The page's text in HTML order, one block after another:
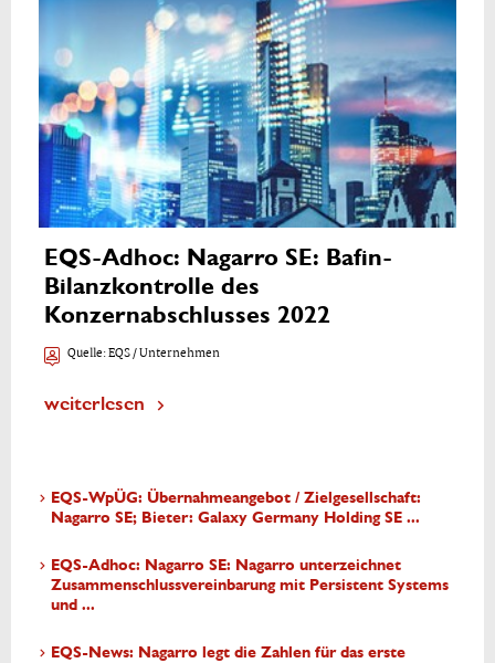
EQS-Adhoc: Nagarro SE: Bafin-
Bilanzkontrolle des
Konzernabschlusses 2022
Quelle:EQS / Unternehmen
weiterlesen
EQS-WpÜG: Übernahmeangebot / Zielgesellschaft:
Nagarro SE; Bieter: Galaxy Germany Holding SE ...
EQS-Adhoc: Nagarro SE: Nagarro unterzeichnet
Zusammenschlussvereinbarung mit Persistent Systems
und ...
EQS-News: Nagarro legt die Zahlen für das erste